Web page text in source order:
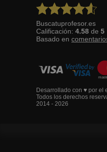
Buscatuprofesor.es
Calificación: 4.58 de 5
Basado en
Desarrollado con ♥ por el
Todos los derechos
2014 - 2026